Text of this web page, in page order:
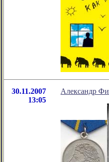
30.11.2007
13:05
Александр